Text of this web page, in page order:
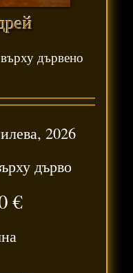
дървено
,2026
дърво
€